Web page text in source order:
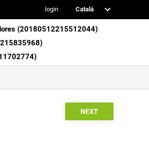
login
(20180512215512044)